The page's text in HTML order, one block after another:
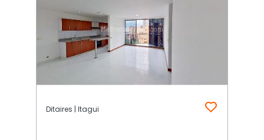
Ditaires | Itagui